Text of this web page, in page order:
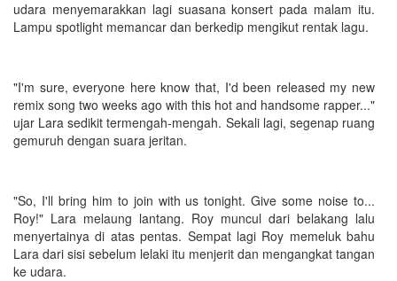
udara menyemarakkan lagi suasana konsert pada malam itu.
Lampu spotlight memancar dan berkedip mengikut rentak lagu.
"I'm sure, everyone here know that, I'd been released my new
remix song two weeks ago with this hot and handsome rapper..."
ujar Lara sedikit termengah-mengah. Sekali lagi, segenap ruang
gemuruh dengan suara jeritan.
"So, I'll bring him to join with us tonight. Give some noise to...
Roy!" Lara melaung lantang. Roy muncul dari belakang lalu
menyertainya di atas pentas. Sempat lagi Roy memeluk bahu
Lara dari sisi sebelum lelaki itu menjerit dan mengangkat tangan
ke udara.